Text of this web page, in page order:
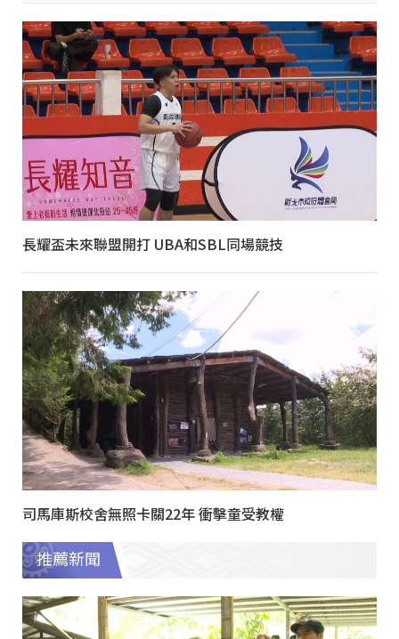
長耀盃未來聯盟開打 UBA和SBL同場競技
司馬庫斯校舍無照卡關22年 衝擊童受教權
推薦新聞